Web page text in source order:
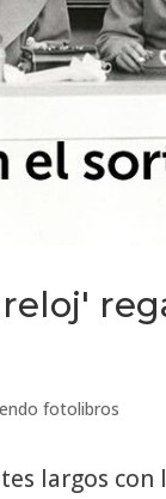
fotolibros
largos